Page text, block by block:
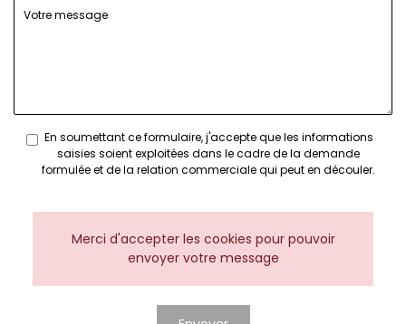
En soumettant ce formulaire, j'accepte que les informations
saisies soient exploitées dans le cadre de la demande
formulée et de la relation commerciale qui peut en découler.
Merci d'accepter les cookies pour pouvoir
envoyer votre message